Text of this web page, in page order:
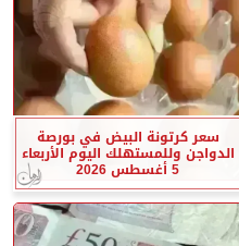
سعر كرتونة البيض في بورصة
الدواجن وللمستهلك اليوم الأربعاء
5 أغسطس 2026